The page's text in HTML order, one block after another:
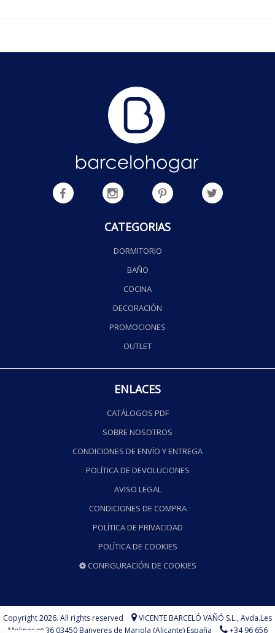
CATEGORIAS
DORMITORIO
BAÑO
COCINA
DECORACIÓN
PROMOCIONES
OUTLET
ENLACES
CATÁLOGOS PDF
SOBRE NOSOTROS
CONDICIONES DE ENVÍO Y ENTREGA
POLÍTICA DE DEVOLUCIONES
AVISO LEGAL
CONDICIONES DE COMPRA
POLÍTICA DE PRIVACIDAD
POLÍTICA DE COOKIES
CONFIGURACIÓN DE COOKIES
Copyright 2026. All rights reserved VICENTE BARCELÓ VAÑÓ S.L.,Avda.Les
Molines nº 36 03450 Banyeres de Mariola (Alicante) España
+34 96 656